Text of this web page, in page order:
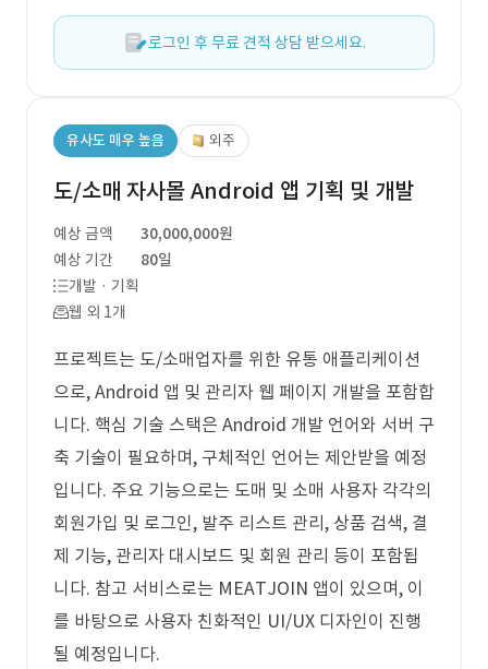
로그인 후 무료 견적 상담 받으세요.
유사도 매우 높음 외주
도/소매 자사몰 Android 앱 기획 및 개발
예상 금액
30,000,000원
예상 기간
80일
개발 · 기획
웹 외 1개
프로젝트는 도/소매업자를 위한 유통 애플리케이션
으로, Android 앱 및 관리자 웹 페이지 개발을 포함합
니다. 핵심 기술 스택은 Android 개발 언어와 서버 구
축 기술이 필요하며, 구체적인 언어는 제안받을 예정
입니다. 주요 기능으로는 도매 및 소매 사용자 각각의
회원가입 및 로그인, 발주 리스트 관리, 상품 검색, 결
제 기능, 관리자 대시보드 및 회원 관리 등이 포함됩
니다. 참고 서비스로는 MEATJOIN 앱이 있으며, 이
를 바탕으로 사용자 친화적인 UI/UX 디자인이 진행
될 예정입니다.